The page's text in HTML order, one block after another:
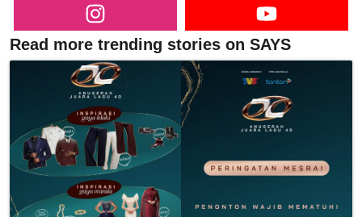
Read more trending stories on SAYS